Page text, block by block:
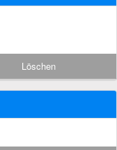
Löschen